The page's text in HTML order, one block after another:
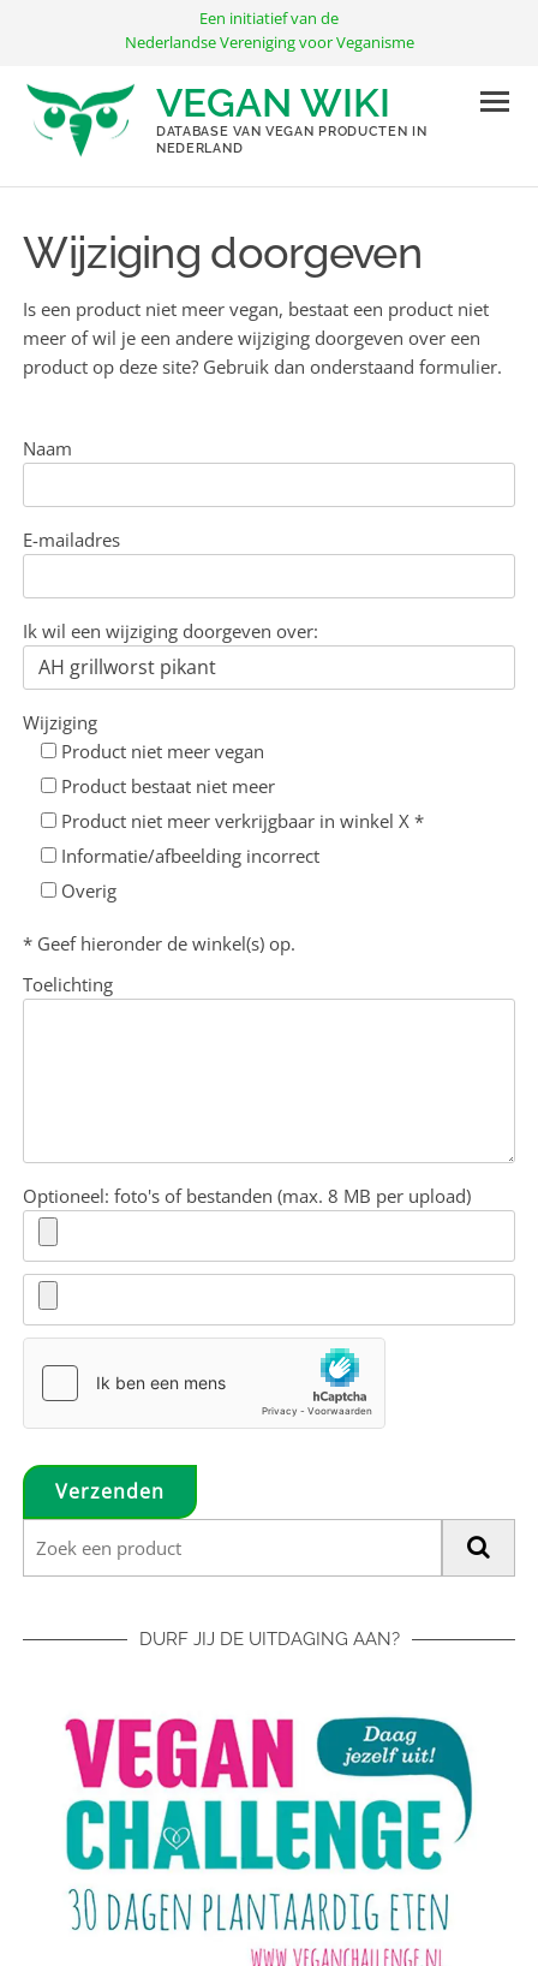
inhoud
Een initiatief van de
Nederlandse Vereniging voor Veganisme
VEGAN WIKI
DATABASE VAN VEGAN PRODUCTEN IN
NEDERLAND
Wijziging doorgeven
Is een product niet meer vegan, bestaat een product niet
meer of wil je een andere wijziging doorgeven over een
product op deze site? Gebruik dan onderstaand formulier.
Naam
E-mailadres
Ik wil een wijziging doorgeven over:
Wijziging
Product niet meer vegan
Product bestaat niet meer
Product niet meer verkrijgbaar in winkel X *
Informatie/afbeelding incorrect
Overig
* Geef hieronder de winkel(s) op.
Toelichting
Optioneel: foto's of bestanden (max. 8 MB per upload)
DURF JIJ DE UITDAGING AAN?